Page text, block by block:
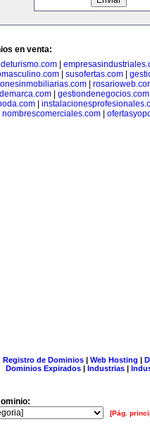
en venta:
susofertas.com
| gestiondenegocios.com
|
nombrescomerciales.com|
Registro de Dominios| Web Hosting |
Dominios Expirados | Industrias |
[Pág.